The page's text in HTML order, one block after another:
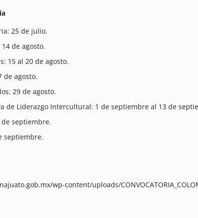
25 de julio.
de agosto.
15 al 20 de agosto.
de agosto.
29 de agosto.
de Liderazgo Intercultural: 1 de septiembre al 13 de
septiembre.
septiembre.
wp-content/uploads/